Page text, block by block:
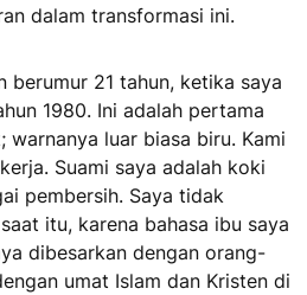
dalam transformasi ini.
berumur 21 tahun, ketika saya
1980. Ini adalah pertama
warnanya luar biasa biru. Kami
Suami saya adalah koki
pembersih. Saya tidak
itu, karena bahasa ibu saya
dibesarkan dengan orang-
umat Islam dan Kristen di